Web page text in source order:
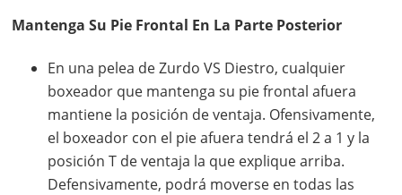
Mantenga Su Pie Frontal En La Parte Posterior
En una pelea de Zurdo VS Diestro, cualquier
boxeador que mantenga su pie frontal afuera
mantiene la posición de ventaja. Ofensivamente,
el boxeador con el pie afuera tendrá el 2 a 1 y la
posición T de ventaja la que explique arriba.
Defensivamente, podrá moverse en todas las